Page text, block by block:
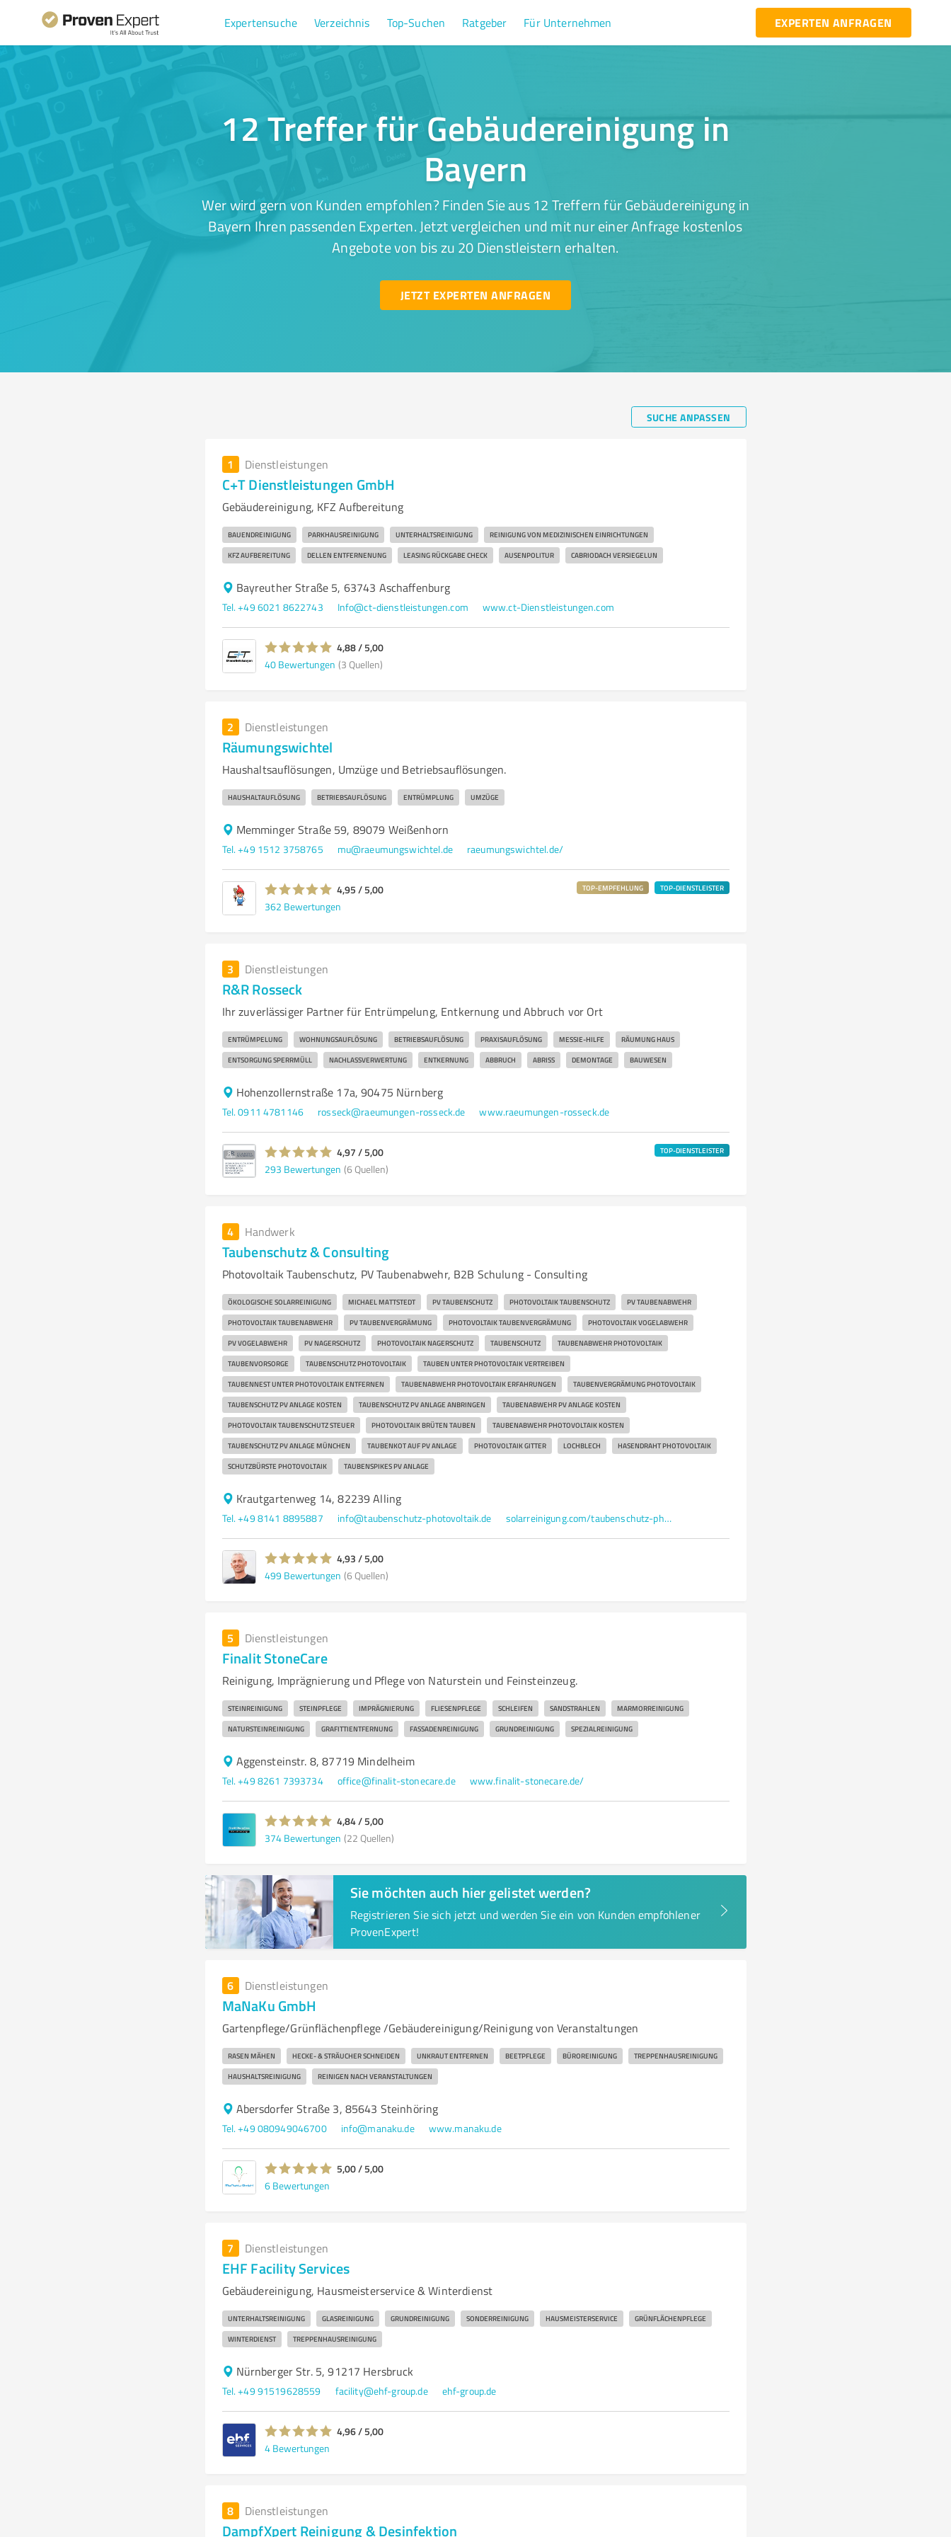
Expertensuche Verzeichnis Top-Suchen Ratgeber Für Unternehmen EXPERTEN ANFRAGEN
12 Treffer für Gebäudereinigung in
Bayern
Wer wird gern von Kunden empfohlen? Finden Sie aus 12 Treffern für Gebäudereinigung in
Bayern Ihren passenden Experten. Jetzt vergleichen und mit nur einer Anfrage kostenlos
Angebote von bis zu 20 Dienstleistern erhalten.
JETZT EXPERTEN ANFRAGEN
SUCHE ANPASSEN
1 Dienstleistungen
C+T Dienstleistungen GmbH
Gebäudereinigung, KFZ Aufbereitung
BAUENDREINIGUNG PARKHAUSREINIGUNG UNTERHALTSREINIGUNG REINIGUNG VON MEDIZINISCHEN EINRICHTUNGEN
KFZ AUFBEREITUNG DELLEN ENTFERNENUNG LEASING RÜCKGABE CHECK AUSENPOLITUR CABRIODACH VERSIEGELUN
Bayreuther Straße 5, 63743 Aschaffenburg
Tel. +49 6021 8622743 Info@ct-dienstleistungen.com www.ct-Dienstleistungen.com
4,88 / 5,00
40 Bewertungen (3 Quellen)
2 Dienstleistungen
Räumungswichtel
Haushaltsauflösungen, Umzüge und Betriebsauflösungen.
HAUSHALTAUFLÖSUNG BETRIEBSAUFLÖSUNG ENTRÜMPLUNG UMZÜGE
Memminger Straße 59, 89079 Weißenhorn
Tel. +49 1512 3758765 mu@raeumungswichtel.de raeumungswichtel.de/
4,95 / 5,00
362 Bewertungen
TOP-EMPFEHLUNG TOP-DIENSTLEISTER
3 Dienstleistungen
R&R Rosseck
Ihr zuverlässiger Partner für Entrümpelung, Entkernung und Abbruch vor Ort
ENTRÜMPELUNG WOHNUNGSAUFLÖSUNG BETRIEBSAUFLÖSUNG PRAXISAUFLÖSUNG MESSIE-HILFE RÄUMUNG HAUS
ENTSORGUNG SPERRMÜLL NACHLASSVERWERTUNG ENTKERNUNG ABBRUCH ABRISS DEMONTAGE BAUWESEN
Hohenzollernstraße 17a, 90475 Nürnberg
Tel. 0911 4781146 rosseck@raeumungen-rosseck.de www.raeumungen-rosseck.de
4,97 / 5,00
293 Bewertungen (6 Quellen)
TOP-DIENSTLEISTER
4 Handwerk
Taubenschutz & Consulting
Photovoltaik Taubenschutz, PV Taubenabwehr, B2B Schulung - Consulting
ÖKOLOGISCHE SOLARREINIGUNG MICHAEL MATTSTEDT PV TAUBENSCHUTZ PHOTOVOLTAIK TAUBENSCHUTZ PV TAUBENABWEHR
PHOTOVOLTAIK TAUBENABWEHR PV TAUBENVERGRÄMUNG PHOTOVOLTAIK TAUBENVERGRÄMUNG PHOTOVOLTAIK VOGELABWEHR
PV VOGELABWEHR PV NAGERSCHUTZ PHOTOVOLTAIK NAGERSCHUTZ TAUBENSCHUTZ TAUBENABWEHR PHOTOVOLTAIK
TAUBENVORSORGE TAUBENSCHUTZ PHOTOVOLTAIK TAUBEN UNTER PHOTOVOLTAIK VERTREIBEN
TAUBENNEST UNTER PHOTOVOLTAIK ENTFERNEN TAUBENABWEHR PHOTOVOLTAIK ERFAHRUNGEN TAUBENVERGRÄMUNG PHOTOVOLTAIK
TAUBENSCHUTZ PV ANLAGE KOSTEN TAUBENSCHUTZ PV ANLAGE ANBRINGEN TAUBENABWEHR PV ANLAGE KOSTEN
PHOTOVOLTAIK TAUBENSCHUTZ STEUER PHOTOVOLTAIK BRÜTEN TAUBEN TAUBENABWEHR PHOTOVOLTAIK KOSTEN
TAUBENSCHUTZ PV ANLAGE MÜNCHEN TAUBENKOT AUF PV ANLAGE PHOTOVOLTAIK GITTER LOCHBLECH HASENDRAHT PHOTOVOLTAIK
SCHUTZBÜRSTE PHOTOVOLTAIK TAUBENSPIKES PV ANLAGE
Krautgartenweg 14, 82239 Alling
Tel. +49 8141 8895887 info@taubenschutz-photovoltaik.de solarreinigung.com/taubenschutz-photovoltaik/
4,93 / 5,00
499 Bewertungen (6 Quellen)
5 Dienstleistungen
Finalit StoneCare
Reinigung, Imprägnierung und Pflege von Naturstein und Feinsteinzeug.
STEINREINIGUNG STEINPFLEGE IMPRÄGNIERUNG FLIESENPFLEGE SCHLEIFEN SANDSTRAHLEN MARMORREINIGUNG
NATURSTEINREINIGUNG GRAFITTIENTFERNUNG FASSADENREINIGUNG GRUNDREINIGUNG SPEZIALREINIGUNG
Aggensteinstr. 8, 87719 Mindelheim
Tel. +49 8261 7393734 office@finalit-stonecare.de www.finalit-stonecare.de/
4,84 / 5,00
374 Bewertungen (22 Quellen)
Sie möchten auch hier gelistet werden?
Registrieren Sie sich jetzt und werden Sie ein von Kunden empfohlener
ProvenExpert!
6 Dienstleistungen
MaNaKu GmbH
Gartenpflege/Grünflächenpflege /Gebäudereinigung/Reinigung von Veranstaltungen
RASEN MÄHEN HECKE- & STRÄUCHER SCHNEIDEN UNKRAUT ENTFERNEN BEETPFLEGE BÜROREINIGUNG TREPPENHAUSREINIGUNG
HAUSHALTSREINIGUNG REINIGEN NACH VERANSTALTUNGEN
Abersdorfer Straße 3, 85643 Steinhöring
Tel. +49 080949046700 info@manaku.de www.manaku.de
5,00 / 5,00
6 Bewertungen
7 Dienstleistungen
EHF Facility Services
Gebäudereinigung, Hausmeisterservice & Winterdienst
UNTERHALTSREINIGUNG GLASREINIGUNG GRUNDREINIGUNG SONDERREINIGUNG HAUSMEISTERSERVICE GRÜNFLÄCHENPFLEGE
WINTERDIENST TREPPENHAUSREINIGUNG
Nürnberger Str. 5, 91217 Hersbruck
Tel. +49 91519628559 facility@ehf-group.de ehf-group.de
4,96 / 5,00
4 Bewertungen
8 Dienstleistungen
DampfXpert Reinigung & Desinfektion